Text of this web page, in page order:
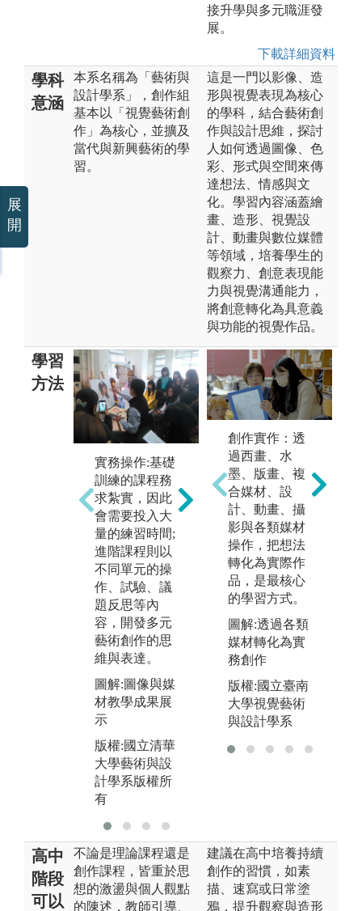
接升學與多元職涯發
展。
下載詳細資料
學科
意涵
本系名稱為「藝術與
設計學系」，創作組
基本以「視覺藝術創
作」為核心，並擴及
當代與新興藝術的學
習。
這是一門以影像、造
形與視覺表現為核心
的學科，結合藝術創
作與設計思維，探討
人如何透過圖像、色
彩、形式與空間來傳
達想法、情感與文
化。學習內容涵蓋繪
畫、造形、視覺設
計、動畫與數位媒體
等領域，培養學生的
觀察力、創意表現能
力與視覺溝通能力，
將創意轉化為具意義
與功能的視覺作品。
學習
方法
實務操作:基礎
訓練的課程務
求紮實，因此
會需要投入大
量的練習時間;
進階課程則以
不同單元的操
作、試驗、議
題反思等內
容，開發多元
藝術創作的思
維與表達。
圖解:圖像與媒
材教學成果展
示
版權:國立清華
大學藝術與設
計學系版權所
有
討論與表述:不
論是理論課程
還是創作課
程，皆重於思
想的激盪與個
人觀點的陳
述，教師引
導、掌握課程
運作，討論分
享令學生學習
分析統整以及
自我表達。
圖解:學生發表
分組工作成果
版權:國立清華
大學藝術與設
創作實作：透
過西畫、水
墨、版畫、複
合媒材、設
計、動畫、攝
影與各類媒材
操作，把想法
轉化為實際作
品，是最核心
的學習方式。
圖解:透過各類
媒材轉化為實
務創作
版權:國立臺南
大學視覺藝術
與設計學系
高中
階段
可以
不論是理論課程還是
創作課程，皆重於思
想的激盪與個人觀點
的陳述，教師引導、
建議在高中培養持續
創作的習慣，如素
描、速寫或日常塗
鴉，提升觀察與造形
展
開